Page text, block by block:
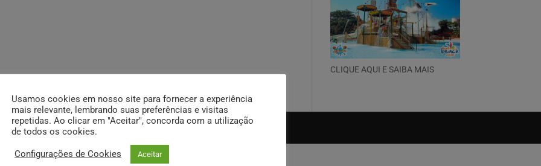
CLIQUE AQUI E SAIBA MAIS
Usamos cookies em nosso site para fornecer a experiência
mais relevante, lembrando suas preferências e visitas
repetidas. Ao clicar em "Aceitar", concorda com a utilização
de todos os cookies.
Configurações de Cookies Aceitar